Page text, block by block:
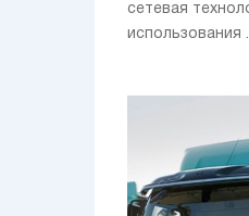
сетевая
использования